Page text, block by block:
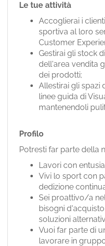
ES
PT
Le tue attività
Accoglierai i
sportiva al loro
Customer
Gestirai gli stock
dell'area vendita
dei prodotti;
Allestirai gli spazi
linee guida di
mantenendoli
Profilo
Potresti far parte della
Lavori con
Vivi lo sport con
dedizione
Sei proattivo/a
bisogni
soluzioni
Vuoi far parte di
lavorare in